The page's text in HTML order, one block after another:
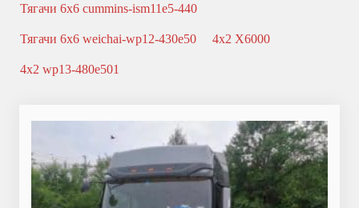
Тягачи 6x6 cummins-ism11e5-440
Тягачи 6x6 weichai-wp12-430e50 4x2 X6000
4x2 wp13-480e501